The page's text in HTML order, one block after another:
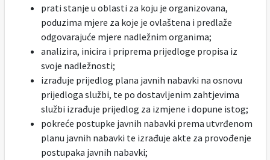
prati stanje u oblasti za koju je organizovana,
poduzima mjere za koje je ovlaštena i predlaže
odgovarajuće mjere nadležnim organima;
analizira, inicira i priprema prijedloge propisa iz
svoje nadležnosti;
izrađuje prijedlog plana javnih nabavki na osnovu
prijedloga službi, te po dostavljenim zahtjevima
službi izrađuje prijedlog za izmjene i dopune istog;
pokreće postupke javnih nabavki prema utvrđenom
planu javnih nabavki te izrađuje akte za provođenje
postupaka javnih nabavki;